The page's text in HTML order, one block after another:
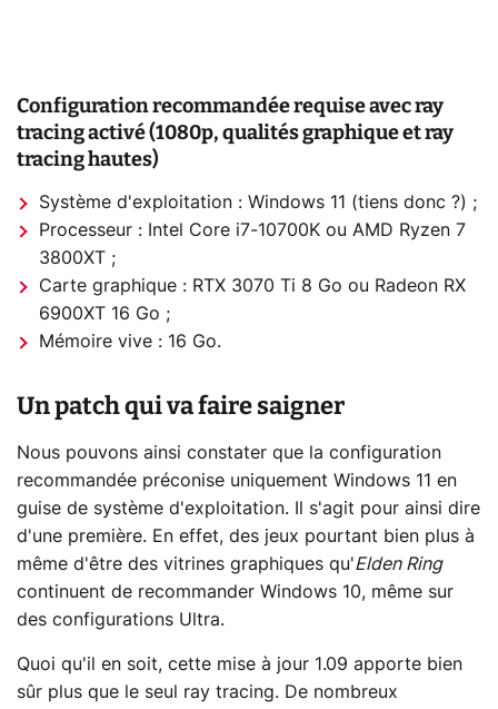
Configuration recommandée requise avec ray
tracing activé (1080p, qualités graphique et ray
tracing hautes)
Système d'exploitation : Windows 11 (tiens donc ?) ;
Processeur : Intel Core i7-10700K ou AMD Ryzen 7
3800XT ;
Carte graphique : RTX 3070 Ti 8 Go ou Radeon RX
6900XT 16 Go ;
Mémoire vive : 16 Go.
Un patch qui va faire saigner
Nous pouvons ainsi constater que la configuration
recommandée préconise uniquement Windows 11 en
guise de système d'exploitation. Il s'agit pour ainsi dire
d'une première. En effet, des jeux pourtant bien plus à
même d'être des vitrines graphiques qu'Elden Ring
continuent de recommander Windows 10, même sur
des configurations Ultra.
Quoi qu'il en soit, cette mise à jour 1.09 apporte bien
sûr plus que le seul ray tracing. De nombreux